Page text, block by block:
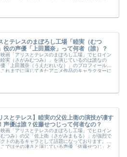
とテレスのまぼろし工場「睦実（むつ
役の声優「上田麗奈」って何者（誰）？
画「アリスとテレスのまぼろし工場」でヒロイン
睦実（さがみむつみ）」を演じているのは誰なの
「上田麗奈（うえだれいな）」のプロフィールや
れまでに演じてきたアニメ作品のキャラクターに
スとテレス】睦実の父佐上衛の演技が凄す
声優は誰？佐藤せつじって何者なの？
画「アリスとテレスのまぼろし工場」でヒロイン
つみ）の父「佐上衛（さがみまもる）」が強烈で
トのあるキャラとして話題になっております。そ
こではその凄さと演じている声優「佐藤せつじ」と